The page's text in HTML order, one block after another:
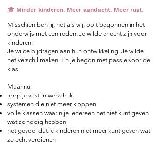
🎓 Minder kinderen. Meer aandacht. Meer rust.
Misschien ben jij, net als wij, ooit begonnen in het
onderwijs met een reden. Je wilde er echt zijn voor
kinderen.
Je wilde bijdragen aan hun ontwikkeling. Je wilde
het verschil maken. En je begon met passie voor de
klas.
Maar nu:
loop je vast in werkdruk
systemen die niet meer kloppen
volle klassen waarin je iedereen net niet kunt geven
wat ze nodig hebben
het gevoel dat je kinderen niet meer kunt geven wat
ze echt verdienen